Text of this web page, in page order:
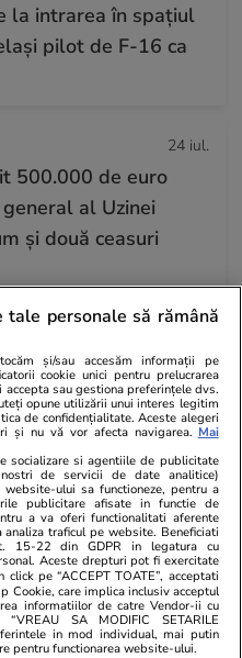
la intrarea în spațiul
pilot de F-16 ca
24 iul.
500.000 de euro
al Uzinei
și două ceasuri
astrologice pentru
Luna Plină în
07:32
scumpit sâmbătă, 25
în București,
și Constanța
tale personale să rămână
și/sau accesăm informații pe
cookie unici pentru prelucrarea
accepta sau gestiona preferințele dvs.
opune utilizării unui interes legitim
de confidențialitate. Aceste alegeri
și nu vă vor afecta navigarea. Mai
socializare si agentiile de publicitate
de servicii de date analitice)
ului sa functioneze, pentru a
publicitare afisate in functie de
a va oferi functionalitati aferente
traficul pe website. Beneficiati
15-22 din GDPR in legatura cu
Aceste drepturi pot fi exercitate
click pe “ACCEPT TOATE”, acceptati
Cookie, care implica inclusiv acceptul
informatiilor de catre Vendor-ii cu
SA MODIFIC SETARILE
in mod individual, mai putin
pentru functionarea website-ului.